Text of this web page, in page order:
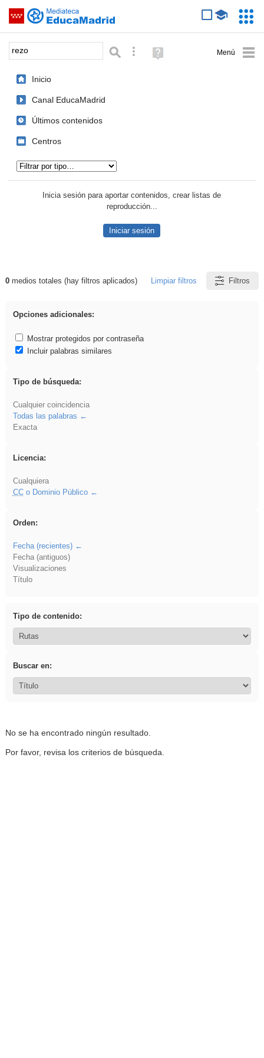
Saltar navegación
Palabra o frase: Búsqueda avanzada
Ayuda
(en
Inicio
Canal EducaMadrid
Últimos contenidos
Centros
Inicia sesión para aportar contenidos, crear listas de
reproducción...
Iniciar sesión
Resultados de: rezo
0medios totales (hay filtros aplicados) Limpiar filtros Filtros
Opciones adicionales:
Mostrar protegidos por contraseña
Incluir palabras similares
Tipo de búsqueda:
Cualquier coincidencia
Todas las palabras
Exacta
Licencia:
Cualquiera
CCo Dominio Público
Orden:
Fecha (recientes)
Fecha (antiguos)
Visualizaciones
Título
Tipo de contenido:
Buscar en:
No se ha encontrado ningún resultado.
Por favor, revisa los criterios de búsqueda.